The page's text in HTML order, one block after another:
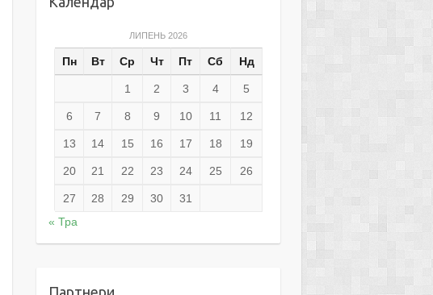
ЛИПЕНЬ 2026
Пн Вт Ср Чт Пт Сб Нд
1 2 3 4 5
6 7 8 9 10 11 12
13 14 15 16 17 18 19
20 21 22 23 24 25 26
27 28 29 30
31
« Тра
Партнери